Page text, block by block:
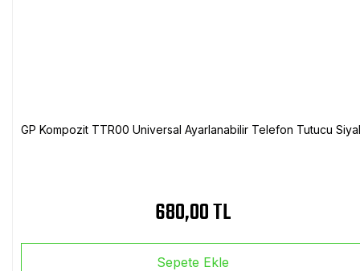
GP Kompozit TTR00 Universal Ayarlanabilir Telefon Tutucu
680,00 TL
Sepete Ekle